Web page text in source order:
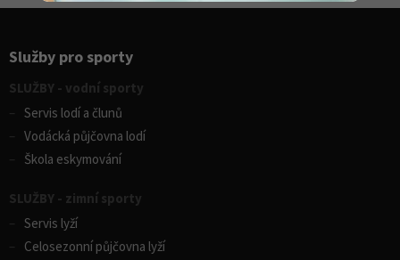
Služby pro sporty
SLUŽBY - vodní sporty
Servis lodí a člunů
Vodácká půjčovna lodí
Škola eskymování
SLUŽBY - zimní sporty
Servis lyží
Celosezonní půjčovna lyží